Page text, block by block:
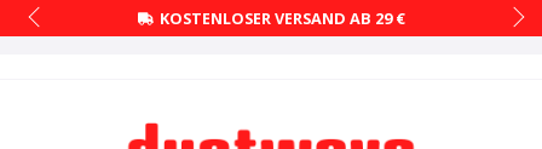
KOSTENLOSER VERSAND AB 29 €